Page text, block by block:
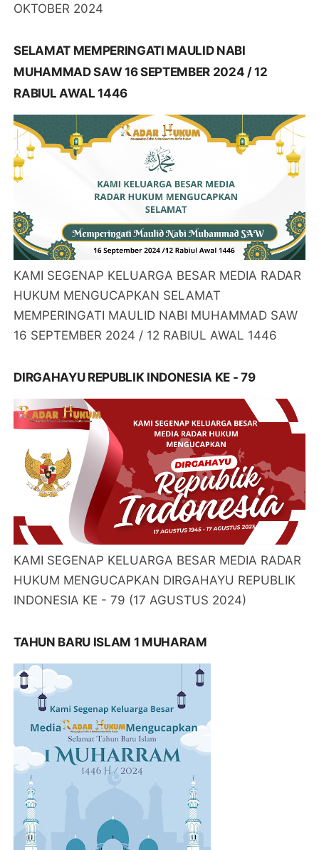
OKTOBER 2024
SELAMAT MEMPERINGATI MAULID NABI
MUHAMMAD SAW 16 SEPTEMBER 2024 / 12
RABIUL AWAL 1446
KAMI SEGENAP KELUARGA BESAR MEDIA RADAR
HUKUM MENGUCAPKAN SELAMAT
MEMPERINGATI MAULID NABI MUHAMMAD SAW
16 SEPTEMBER 2024 / 12 RABIUL AWAL 1446
DIRGAHAYU REPUBLIK INDONESIA KE - 79
KAMI SEGENAP KELUARGA BESAR MEDIA RADAR
HUKUM MENGUCAPKAN DIRGAHAYU REPUBLIK
INDONESIA KE - 79 (17 AGUSTUS 2024)
TAHUN BARU ISLAM 1 MUHARAM